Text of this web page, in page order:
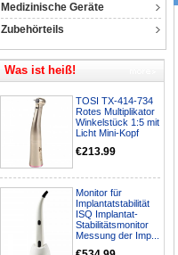
Medizinische Geräte
Zubehörteils
Was ist heiß!
TOSI TX-414-734
Rotes Multiplikator
Winkelstück 1:5 mit
Licht Mini-Kopf
€213.99
Monitor für
Implantatstabilität
ISQ Implantat-
Stabilitätsmonitor
Messung der Imp...